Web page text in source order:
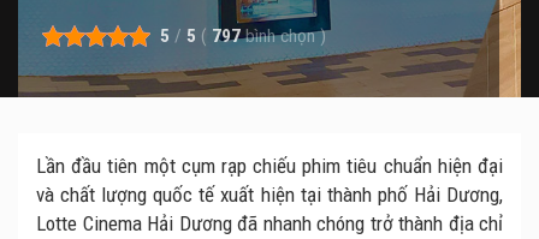
5 / 5 ( 797 bình chọn)
Lần đầu tiên một cụm rạp chiếu phim tiêu chuẩn hiện đại
và chất lượng quốc tế xuất hiện tại thành phố Hải Dương,
Lotte Cinema Hải Dương đã nhanh chóng trở thành địa chỉ